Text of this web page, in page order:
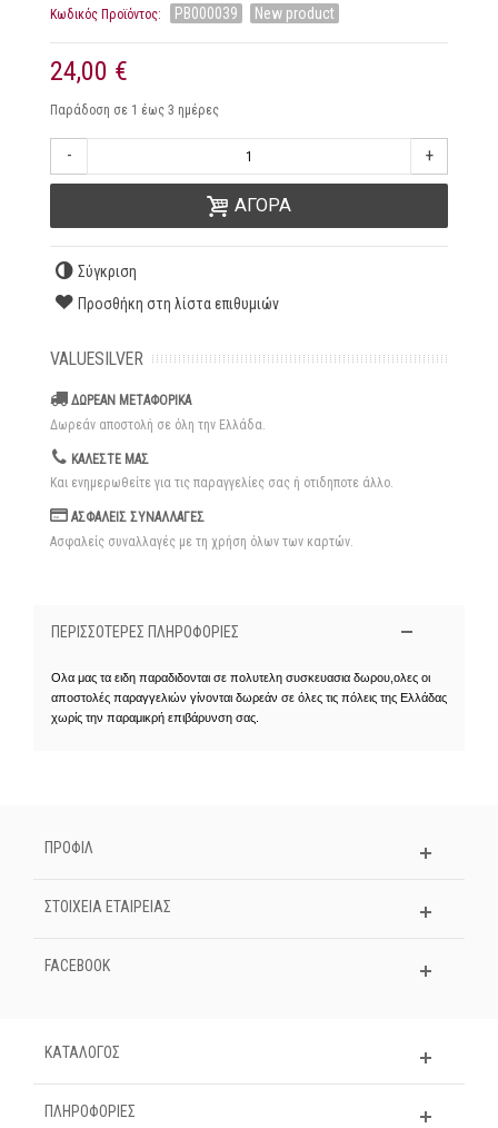
Κωδικός Προϊόντος: PB000039 New product
24,00 €
Παράδοση σε 1 έως 3 ημέρες
- +
ΑΓΟΡΑ
Σύγκριση
Προσθήκη στη λίστα επιθυμιών
VALUESILVER
ΔΩΡΕΑΝ ΜΕΤΑΦΟΡΙΚΑ
Δωρεάν αποστολή σε όλη την Ελλάδα.
ΚΑΛΕΣΤΕ ΜΑΣ
Και ενημερωθείτε για τις παραγγελίες σας ή οτιδηποτε άλλο.
ΑΣΦΑΛΕΙΣ ΣΥΝΑΛΛΑΓΕΣ
Ασφαλείς συναλλαγές με τη χρήση όλων των καρτών.
ΠΕΡΙΣΣΌΤΕΡΕΣ ΠΛΗΡΟΦΟΡΊΕΣ
Ολα μας τα ειδη παραδιδονται σε πολυτελη συσκευασια δωρου,ολες οι
αποστολές παραγγελιών γίνονται δωρεάν σε όλες τις πόλεις της Ελλάδας
χωρίς την παραμικρή επιβάρυνση σας.
ΠΡΟΦΙΛ
ΣΤΟΙΧΕΊΑ ΕΤΑΙΡΕΊΑΣ
FACEBOOK
ΚΑΤΑΛΟΓΟΣ
ΠΛΗΡΟΦΟΡΊΕΣ